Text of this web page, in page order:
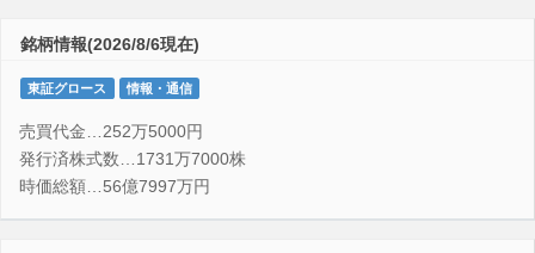
銘柄情報(2026/8/6現在)
東証グロース 情報・通信
売買代金…252万5000円
発行済株式数…1731万7000株
時価総額…56億7997万円